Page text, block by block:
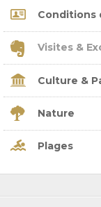
Conditions
Visites &
Culture &
Nature
Plages